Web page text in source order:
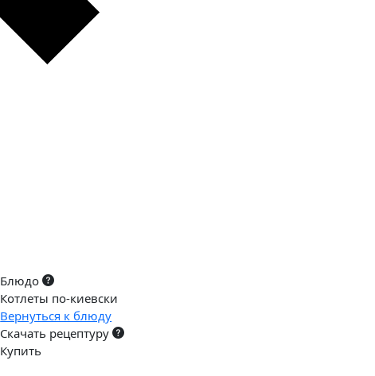
Блюдо
Котлеты по-киевски
Вернуться к блюду
Скачать рецептуру
Купить